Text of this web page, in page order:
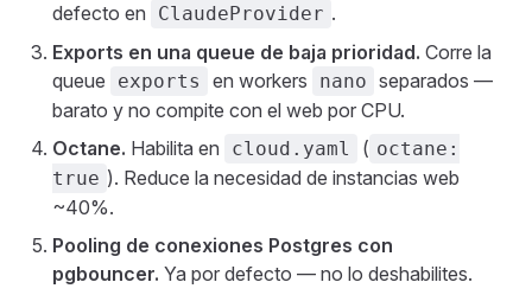
defecto en
ClaudeProvider .
Exports en una queue de baja prioridad. Corre la
queue
exports en workers nano separados —
barato y no compite con el web por CPU.
Octane. Habilita en cloud.yaml ( octane:
true ). Reduce la necesidad de instancias web
~40%.
Pooling de conexiones Postgres con
pgbouncer. Ya por defecto — no lo deshabilites.